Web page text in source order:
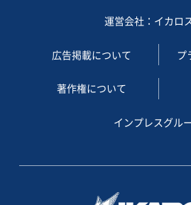
運営会社：イカロ
広告掲載について プ
著作権について
インプレスグル